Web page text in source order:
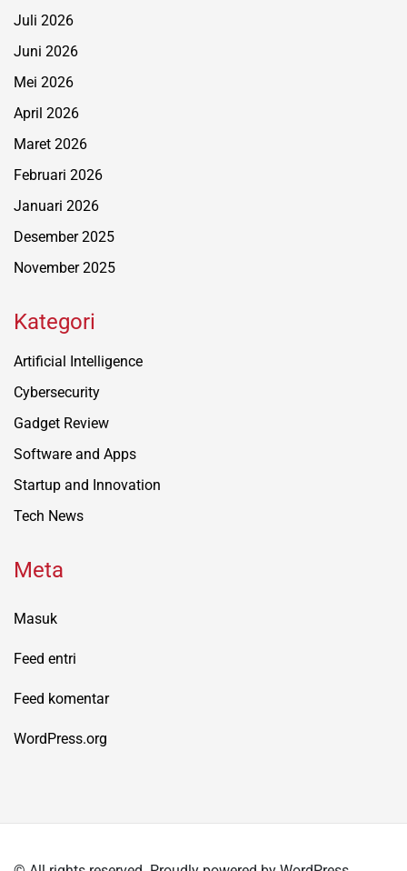
Juli 2026
Juni 2026
Mei 2026
April 2026
Maret 2026
Februari 2026
Januari 2026
Desember 2025
November 2025
Kategori
Artificial Intelligence
Cybersecurity
Gadget Review
Software and Apps
Startup and Innovation
Tech News
Meta
Masuk
Feed entri
Feed komentar
WordPress.org